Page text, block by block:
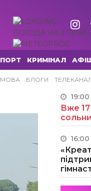
ПОГОДА НА 2 ТИЖНІ
КРИМІНАЛ
БЛОГИ
19:00
Вже 17
16:00